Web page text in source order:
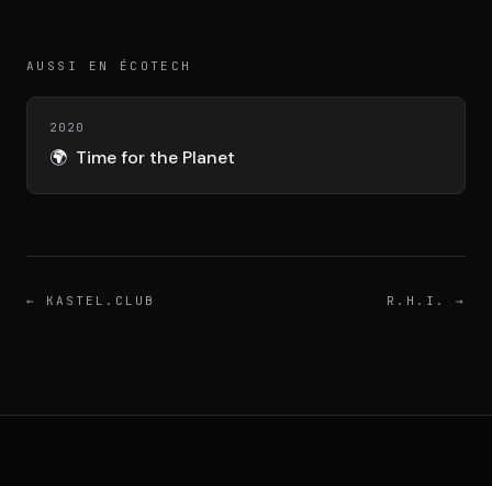
DIVA
VENTURE ARTISAN & STUDIO
DIMA
DIAA
AUSSI EN ÉCOTECH
2020
🌍 Time for the Planet
← KASTEL.CLUB R.H.I. →